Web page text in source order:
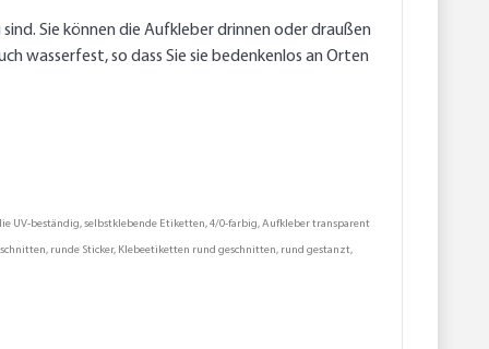
Sie können die Aufkleber drinnen oder draußen
wasserfest, so dass Sie sie bedenkenlos an Orten
UV-beständig, selbstklebende Etiketten, 4/0-farbig, Aufkleber transparent
runde Sticker, Klebeetiketten rund geschnitten, rund gestanzt,